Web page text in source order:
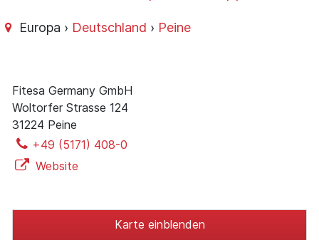
Europa › Deutschland › Peine
Fitesa Germany GmbH
Woltorfer Strasse 124
31224 Peine
+49 (5171) 408-0
Website
Karte einblenden